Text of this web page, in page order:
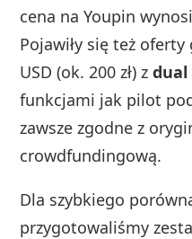
cena na Youpin
Pojawiły się też
USD (ok. 200 zł) zdual
funkcjami jak pilot
zawsze zgodne z
crowdfundingową.
Dla szybkiego
przygotowaliśmy